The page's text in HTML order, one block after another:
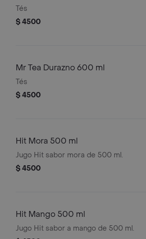
Tés
$ 4500
Mr Tea Durazno 600 ml
Tés
$ 4500
Hit Mora 500 ml
Jugo Hit sabor mora de 500 ml.
$ 4500
Hit Mango 500 ml
Jugo Hit sabor a mango de 500 ml.